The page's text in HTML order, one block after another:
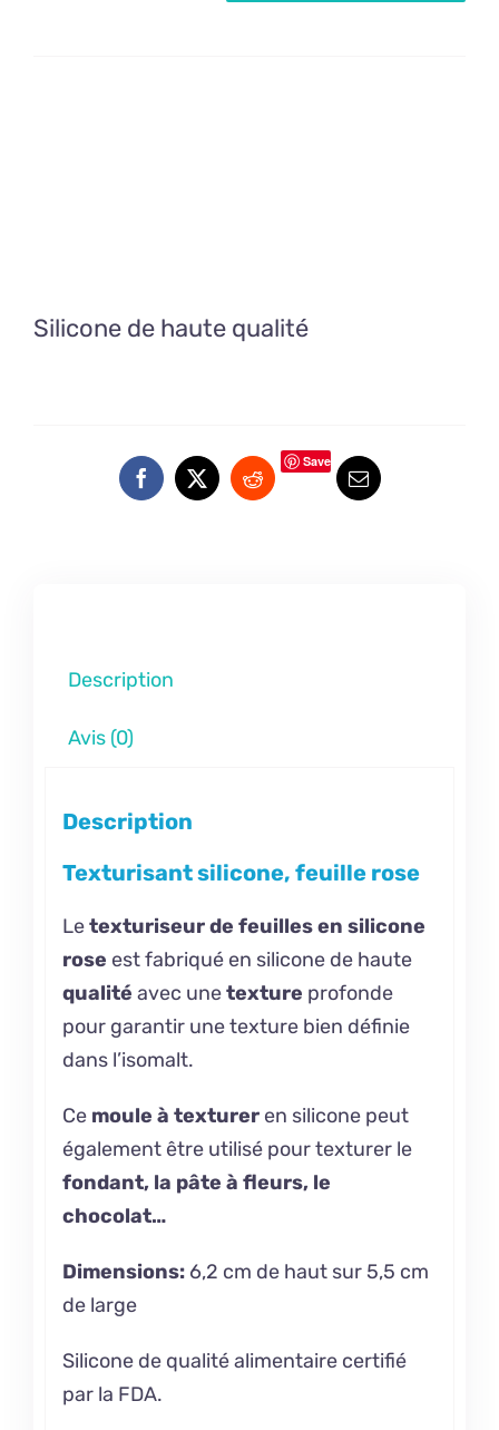
Silicone de haute qualité
Save
Description
Avis (0)
Description
Texturisant silicone, feuille rose
Letexturiseur de feuilles en silicone
rose est fabriqué en silicone de haute
qualité avec unetexture profonde
pour garantir une texture bien définie
dans l’isomalt.
Ce moule à textureren silicone peut
également être utilisé pour texturer le
fondant, la pâte à fleurs, le
chocolat…
Dimensions:6,2 cm de haut sur 5,5 cm
de large
Silicone de qualité alimentaire certifié
par la FDA.